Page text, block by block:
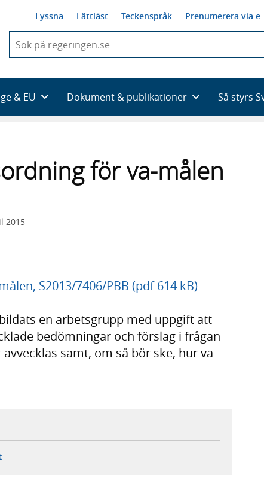
Lyssna Lättläst Teckenspråk Prenumerera via
du
skriva
framträder
en
& EU Dokument & publikationer Så styrs
för va-målen
2015
S2013/7406/PBB (pdf 614 kB)
en arbetsgrupp med uppgift att
bedömningar och förslag i frågan
samt, om så bör ske, hur va-
webbplats,
flik, extern webbplats,
- öppnar din e-postklient,